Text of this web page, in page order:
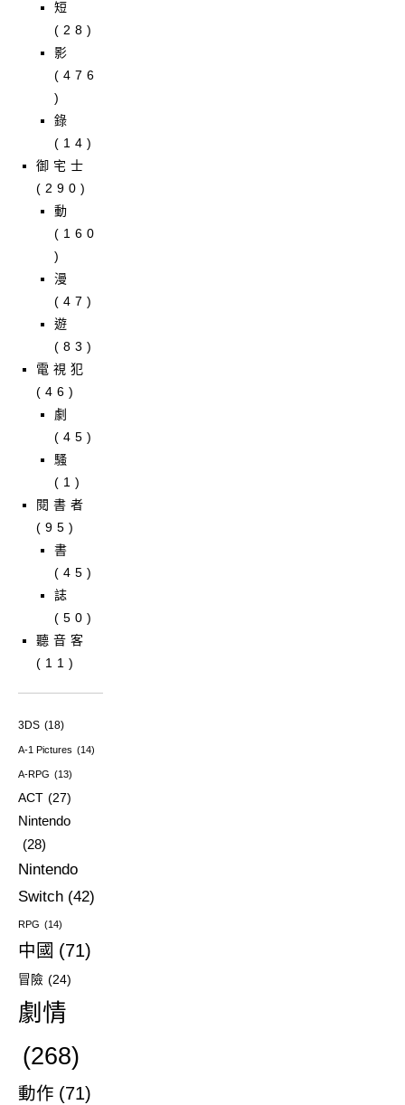
短
(28)
影
(476
)
錄
(14)
御宅士
(290)
動
(160
)
漫
(47)
遊
(83)
電視犯
(46)
劇
(45)
騷
(1)
閱書者
(95)
書
(45)
誌
(50)
聽音客
(11)
3DS (18)
A-1 Pictures (14)
A-RPG (13)
ACT (27)
Nintendo
(28)
Nintendo
Switch (42)
RPG (14)
中國 (71)
冒險 (24)
劇情
(268)
動作 (71)